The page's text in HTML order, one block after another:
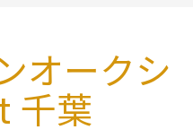
オークシ
千葉